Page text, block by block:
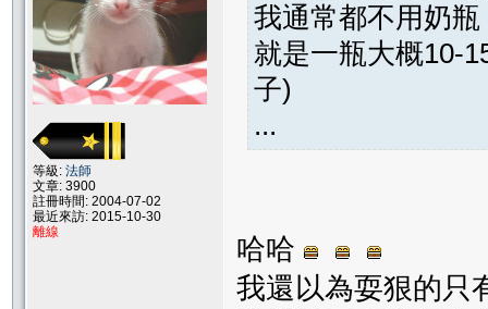
等級: 法師
文章: 3900
註冊時間: 2004-07-02
最近來訪: 2015-10-30
離線
我通常都不用奶
就是一瓶大概10-
子)
...
哈哈
我還以為耍狠的只